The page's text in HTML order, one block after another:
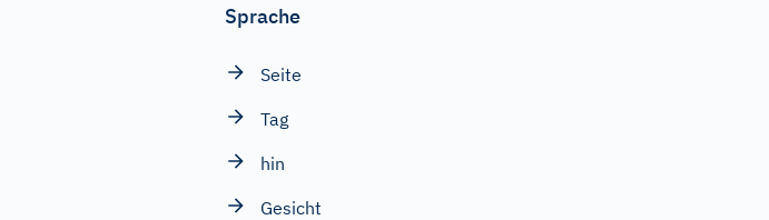
Sprache
Seite
Tag
hin
Gesicht